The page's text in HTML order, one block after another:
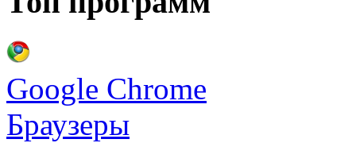
Google Chrome
Браузеры